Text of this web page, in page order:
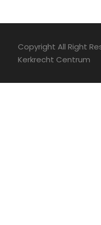
Copyright All Right
Kerkrecht Centrum